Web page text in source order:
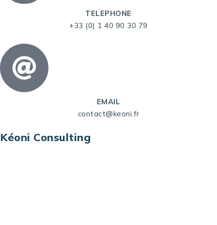
TELEPHONE
+33 (0) 1 40 90 30 79
EMAIL
contact@keoni.fr
Kéoni Consulting